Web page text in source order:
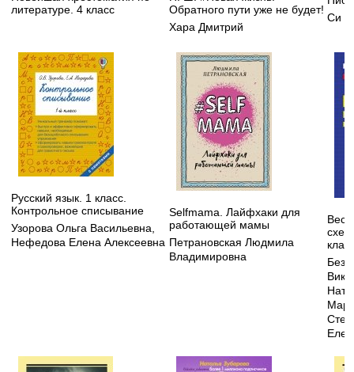
литературе. 4 класс
Обратного пути уже не будет!
Хара Дмитрий
Си
Русский язык. 1 класс.
Контрольное списывание
Узорова Ольга Васильевна
Нефедова Елена Алексеевна
Selfmama. Лайфхаки для
работающей мамы
Петрановская Людмила
Владимировна